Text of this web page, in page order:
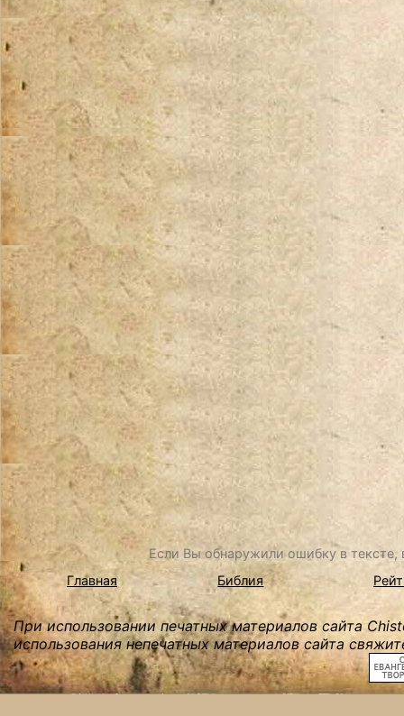
Если Вы обнаружили ошибку в
Главная
Библия
При использовании печатных материалов сайта
использования непечатных материалов сайта